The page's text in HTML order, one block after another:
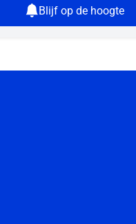
Blijf op de hoogte